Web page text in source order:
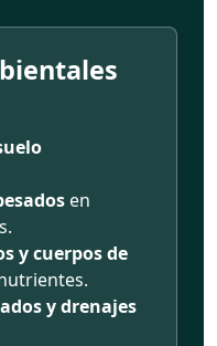
en
y cuerpos de
y drenajes